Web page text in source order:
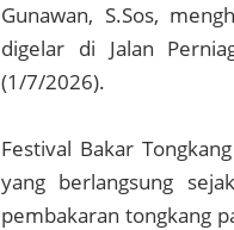
Gunawan, S.Sos,
digelar di Jalan
(1/7/2026).
Festival Bakar
yang berlangsung
pembakaran tongkang